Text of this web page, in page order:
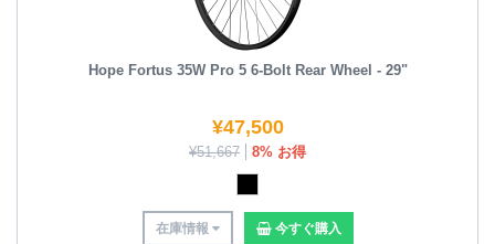
Hope Fortus 35W Pro 5 6-Bolt Rear Wheel - 29"
¥47,500
¥51,667 8% お得
在庫情報 今すぐ購入